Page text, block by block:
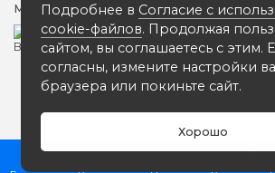
0
Подробнее в Согласие с
cookie-файлов. Продолжая
сайтом, вы соглашаетесь с этим.
согласны, измените настройки
браузера или покиньте сайт.
Хорошо
Мы в сети
Вся представленная на сайте
информационный характер и ни при
является публичной офертой,